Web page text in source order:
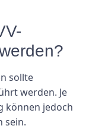
sollte
werden. Je
können jedoch
sein.